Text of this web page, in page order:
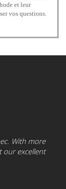
et leur
vos questions.
With more
our excellent